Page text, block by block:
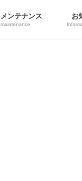
メンテナンス
maintenance
お